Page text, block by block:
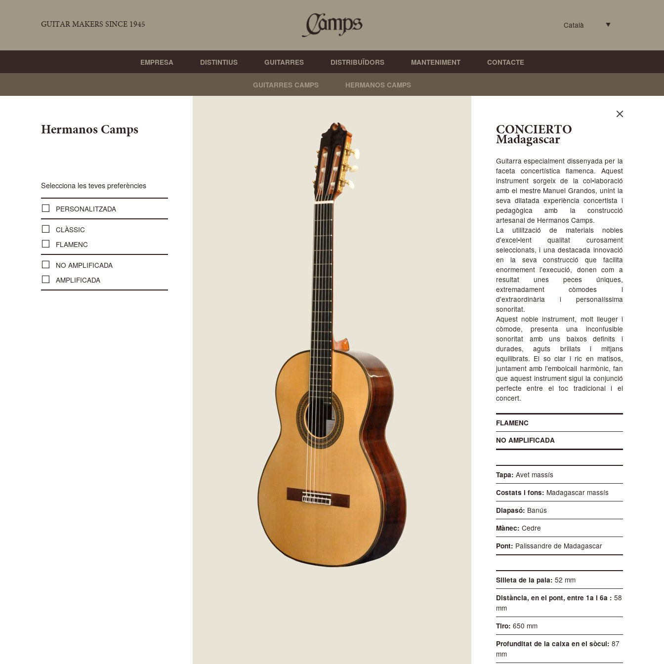
GUITAR MAKERS SINCE 1945 Català
EMPRESA DISTINTIUS GUITARRES DISTRIBUÏDORS MANTENIMENT CONTACTE
GUITARRES CAMPS HERMANOS CAMPS
Hermanos Camps
Selecciona les teves preferències
PERSONALITZADA
CLÀSSIC
FLAMENC
NO AMPLIFICADA
AMPLIFICADA
CONCIERTO
Madagascar
Guitarra especialment dissenyada per la
faceta concertística flamenca. Aquest
instrument sorgeix de la col•laboració
amb el mestre Manuel Grandos, unint la
seva dilatada experiència concertista i
pedagògica amb la construcció
artesanal de Hermanos Camps.
La utilització de materials nobles
d'excel•lent qualitat curosament
seleccionats, i una destacada innovació
en la seva construcció que facilita
enormement l'execució, donen com a
resultat unes peces úniques,
extremadament còmodes i
d'extraordinària i personalíssima
sonoritat.
Aquest noble instrument, molt lleuger i
còmode, presenta una inconfusible
sonoritat amb uns baixos definits i
durades, aguts brillats i mitjans
equilibrats. El so clar i ric en matisos,
juntament amb l'embolcall harmònic, fan
que aquest instrument sigui la conjunció
perfecte entre el toc tradicional i el
concert.
FLAMENC
NO AMPLIFICADA
Tapa Avet massís
Costats i fons Madagascar massís
Diapasó Banús
Mànec Cedre
Pont Palissandre de Madagascar
Silleta de la pala 52 mm
Distància, en el pont, entre 1a i 6a
58
mm
Tiro 650 mm
Profunditat de la caixa en el sòcul 87
mm